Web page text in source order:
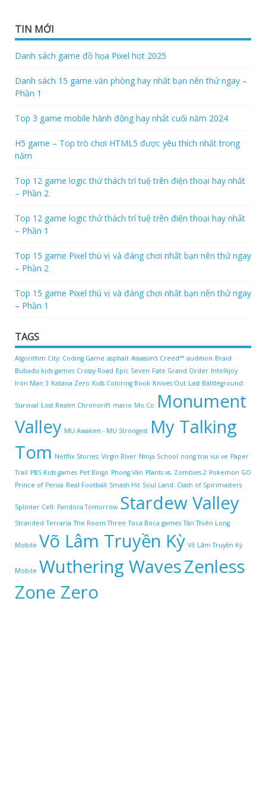
TIN MỚI
Danh sách game đồ họa Pixel hot 2025
Danh sách 15 game văn phòng hay nhất bạn nên thử ngay –
Phần 1
Top 3 game mobile hành động hay nhất cuối năm 2024
H5 game – Top trò chơi HTML5 được yêu thích nhất trong
năm
Top 12 game logic thử thách trí tuệ trên điện thoại hay nhất
– Phần 2
Top 12 game logic thử thách trí tuệ trên điện thoại hay nhất
– Phần 1
Top 15 game Pixel thú vị và đáng chơi nhất bạn nên thử ngay
– Phần 2
Top 15 game Pixel thú vị và đáng chơi nhất bạn nên thử ngay
– Phần 1
TAGS
Algorithm City: Coding Game asphalt Assassin's Creed™ audition Braid
Bubadu kids games Crossy Road Epic Seven Fate Grand Order Intellijoy
Iron Man 3 Katana Zero Kids Coloring Book Knives Out Last Battleground:
Survival Lost Realm Chronorift mario Mo.Co Monument
Valley MU Awaken - MU Strongest My Talking
Tom Netflix Stories: Virgin River Ninja School nong trai vui ve Paper
Trail PBS Kids games Pet Bingo Phong Vân Plants vs. Zombies 2 Pokemon GO
Prince of Persia Real Football Smash Hit Soul Land: Clash of Spirimasters
Splinter Cell: Pandora Tomorrow Stardew Valley
Stranded Terraria The Room Three Toca Boca games Tân Thiên Long
Mobile Võ Lâm Truyền Kỳ Võ Lâm Truyền Kỳ
Mobile Wuthering WavesZenless
Zone Zero